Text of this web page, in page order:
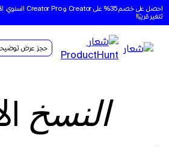
تتغير قريبًا!
حجز عرض
النسخ